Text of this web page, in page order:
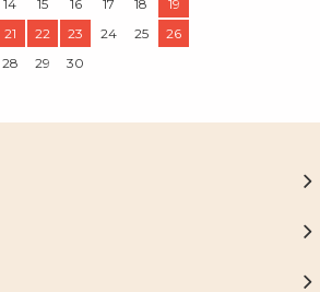
14 15 16 17 18
19
21 22 23 24 25
26
28 29 30